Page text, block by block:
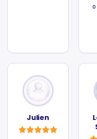
Julien